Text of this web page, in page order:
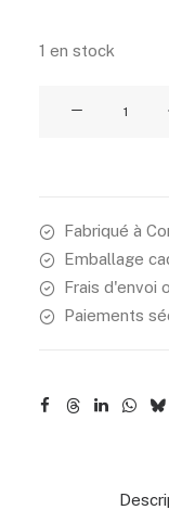
1 en stock
Fabriqué à
Emballage
Frais d'envoi
Paiements